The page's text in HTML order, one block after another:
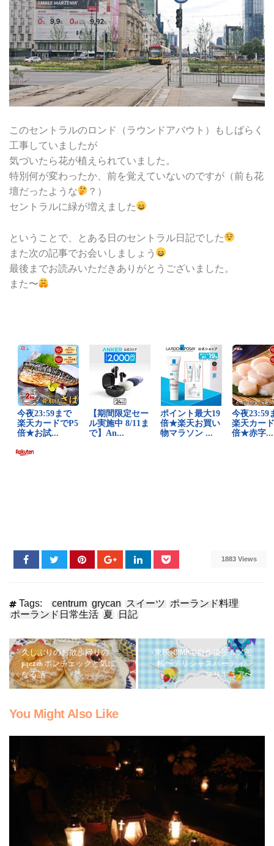
このセントラルのロンド（ラウンドアバウト）もしばらく
工事していましたが
気づいたら花が植えられていました。
特別何が変わったか、前を覚えていないのですが（前も花
壇だったような
？）
セントラルに緑が増えました
ということで、とある日のセントラル日記でした
また次の記事でお会いしましょう
最後までお読みいただきありがとうございました。
また〜
1883 Views
Tags: centrum grycan スイーツ ポーランド料理
ポーランド日常生活 夏 日記
久しぶりのお散歩帰りの
pączek ポンチェックと気に
なる話
<東映>GIMPで自作便箋＆メモ
帳〜デリシャスパーティ♡
プリキュア〜
You Might Also Like